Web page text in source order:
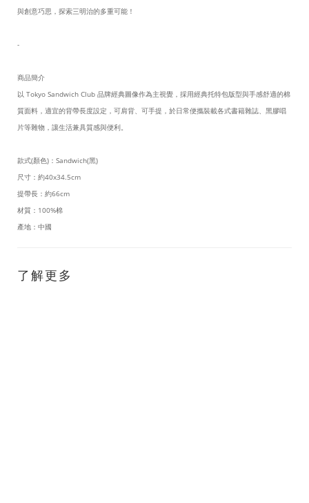
與創意巧思，探索三明治的多重可能！
-
商品簡介
以 Tokyo Sandwich Club 品牌經典圖像作為主視覺，採用經典托特包版型與手感舒適的棉
質面料，適宜的背帶長度設定，可肩背、可手提，於日常便攜裝載各式書籍雜誌、黑膠唱
片等雜物，讓生活兼具質感與便利。
款式(顏色)：Sandwich(黑)
尺寸：約40x34.5cm
提帶長：約66cm
材質：100%棉
產地：中國
了解更多